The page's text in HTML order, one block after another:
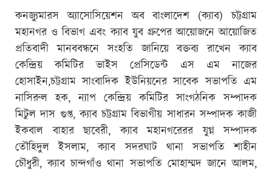
কনজ্যুমারস অ্যাসোসিয়েশন অব বাংলাদেশ (ক্যাব) চট্টগ্রাম
মহানগর ও বিভাগ এবং ক্যাব যুব গ্রুপের আয়োজনে আয়োজিত
প্রতিবাদী মানববন্ধনে সংহতি জানিয়ে বক্তব্য রাখেন ক্যাব
কেন্দ্রিয় কমিটির ভাইস প্রেসিডেন্ট এস এম নাজের
হোসাইন,চট্টগ্রাম সাংবাদিক ইউনিয়নের সাবেক সভাপতি এম
নাসিরুল হক, ন্যাপ কেন্দ্রিয় কমিটির সাংগঠনিক সম্পাদক
মিটুল দাস গুপ্ত, ক্যাব চট্টগ্রাম বিভাগীয় সাধারন সম্পাদক কাজী
ইকবাল বাহার ছাবেরী, ক্যাব মহানগরেরর যুগ্ন সম্পাদক
তৌহিদুল ইসলাম, ক্যাব সদরঘাট থানা সভাপতি শাহীন
চৌধুরী, ক্যাব চান্দগাঁও থানা সভাপতি মোহাম্মদ জানে আলম,